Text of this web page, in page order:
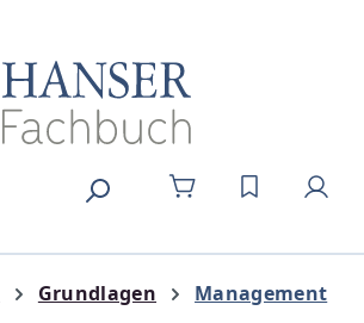
DU HAST 0
Grundlagen Management